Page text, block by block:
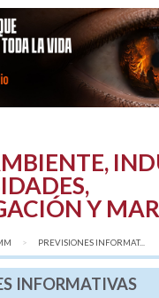
Y
AQUÍ:
PREVISIONES INFORMAT...
INFORMATIVAS